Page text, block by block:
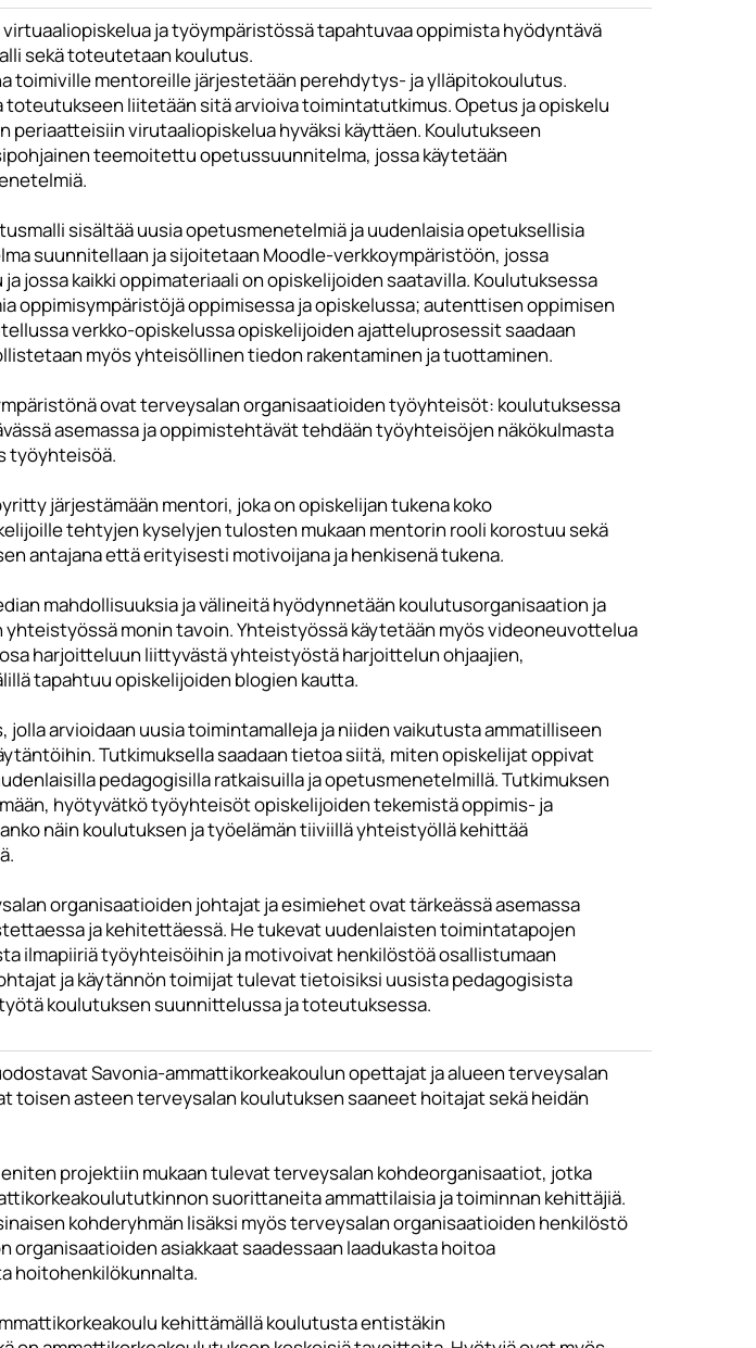
ja työympäristössä tapahtuvaa oppimista hyödyntävä
sekä toteutetaan koulutus.
toimiville mentoreille järjestetään perehdytys- ja ylläpitokoulutus.
liitetään sitä arvioiva toimintatutkimus. Opetus ja opiskelu
periaatteisiin virutaaliopiskelua hyväksi käyttäen. Koulutukseen
teemoitettu opetussuunnitelma, jossa käytetään
sisältää uusia opetusmenetelmiä ja uudenlaisia opetuksellisia
suunnitellaan ja sijoitetaan Moodle-verkkoympäristöön, jossa
jossa kaikki oppimateriaali on opiskelijoiden saatavilla. Koulutuksessa
oppimisympäristöjä oppimisessa ja opiskelussa; autenttisen oppimisen
verkko-opiskelussa opiskelijoiden ajatteluprosessit saadaan
myös yhteisöllinen tiedon rakentaminen ja tuottaminen.
ovat terveysalan organisaatioiden työyhteisöt: koulutuksessa
asemassa ja oppimistehtävät tehdään työyhteisöjen näkökulmasta
työyhteisöä.
järjestämään mentori, joka on opiskelijan tukena koko
tehtyjen kyselyjen tulosten mukaan mentorin rooli korostuu sekä
antajana että erityisesti motivoijana ja henkisenä tukena.
mahdollisuuksia ja välineitä hyödynnetään koulutusorganisaation ja
monin tavoin. Yhteistyössä käytetään myös videoneuvottelua
harjoitteluun liittyvästä yhteistyöstä harjoittelun ohjaajien,
tapahtuu opiskelijoiden blogien kautta.
arvioidaan uusia toimintamalleja ja niiden vaikutusta ammatilliseen
Tutkimuksella saadaan tietoa siitä, miten opiskelijat oppivat
pedagogisilla ratkaisuilla ja opetusmenetelmillä. Tutkimuksen
hyötyvätkö työyhteisöt opiskelijoiden tekemistä oppimis- ja
näin koulutuksen ja työelämän tiiviillä yhteistyöllä kehittää
organisaatioiden johtajat ja esimiehet ovat tärkeässä asemassa
ja kehitettäessä. He tukevat uudenlaisten toimintatapojen
ilmapiiriä työyhteisöihin ja motivoivat henkilöstöä osallistumaan
ja käytännön toimijat tulevat tietoisiksi uusista pedagogisista
koulutuksen suunnittelussa ja toteutuksessa.
Savonia-ammattikorkeakoulun opettajat ja alueen terveysalan
toisen asteen terveysalan koulutuksen saaneet hoitajat sekä heidän
projektiin mukaan tulevat terveysalan kohdeorganisaatiot, jotka
suorittaneita ammattilaisia ja toiminnan kehittäjiä.
kohderyhmän lisäksi myös terveysalan organisaatioiden henkilöstö
organisaatioiden asiakkaat saadessaan laadukasta hoitoa
hoitohenkilökunnalta.
kehittämällä koulutusta entistäkin